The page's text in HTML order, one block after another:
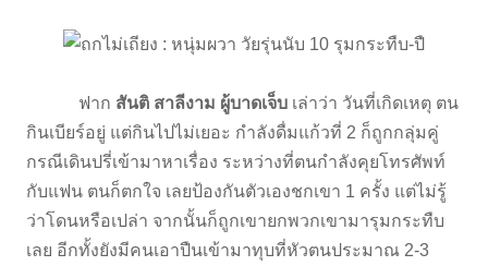
ฟาก สันติ สาลีงาม ผู้บาดเจ็บ เล่าว่า วันที่เกิดเหตุ ตน
กินเบียร์อยู่ แต่กินไปไม่เยอะ กำลังดื่มแก้วที่ 2 ก็ถูกกลุ่มคู่
กรณีเดินปรี่เข้ามาหาเรื่อง ระหว่างที่ตนกำลังคุยโทรศัพท์
กับแฟน ตนก็ตกใจ เลยป้องกันตัวเองชกเขา 1 ครั้ง แต่ไม่รู้
ว่าโดนหรือเปล่า จากนั้นก็ถูกเขายกพวกเขามารุมกระทืบ
เลย อีกทั้งยังมีคนเอาปืนเข้ามาทุบที่หัวตนประมาณ 2-3